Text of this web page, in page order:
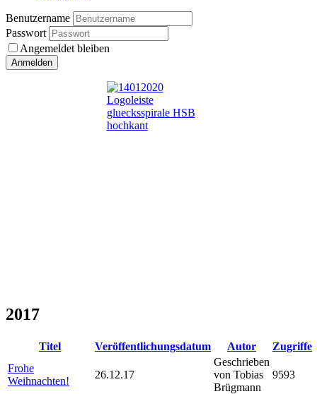
Benutzername
Passwort
Angemeldet bleiben
2017
Titel Veröffentlichungsdatum Autor
Zugriffe
Frohe
Weihnachten!
26.12.17
Geschrieben
von Tobias
Brügmann
9593